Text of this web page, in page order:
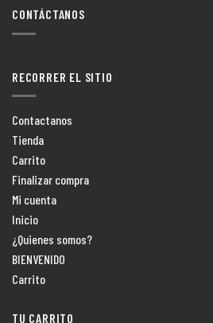
CONTÁCTANOS
RECORRER EL SITIO
Contactanos
Tienda
Carrito
Finalizar compra
Mi cuenta
Inicio
¿Quienes somos?
BIENVENIDO
Carrito
TU CARRITO